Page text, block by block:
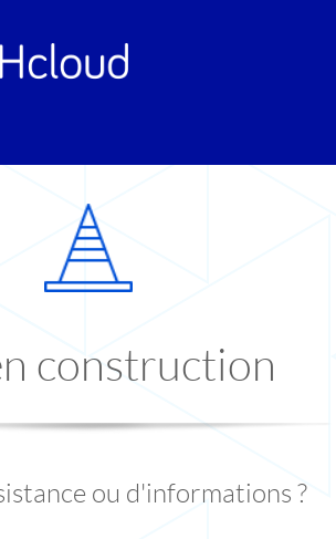
construction
ou d'informations ?